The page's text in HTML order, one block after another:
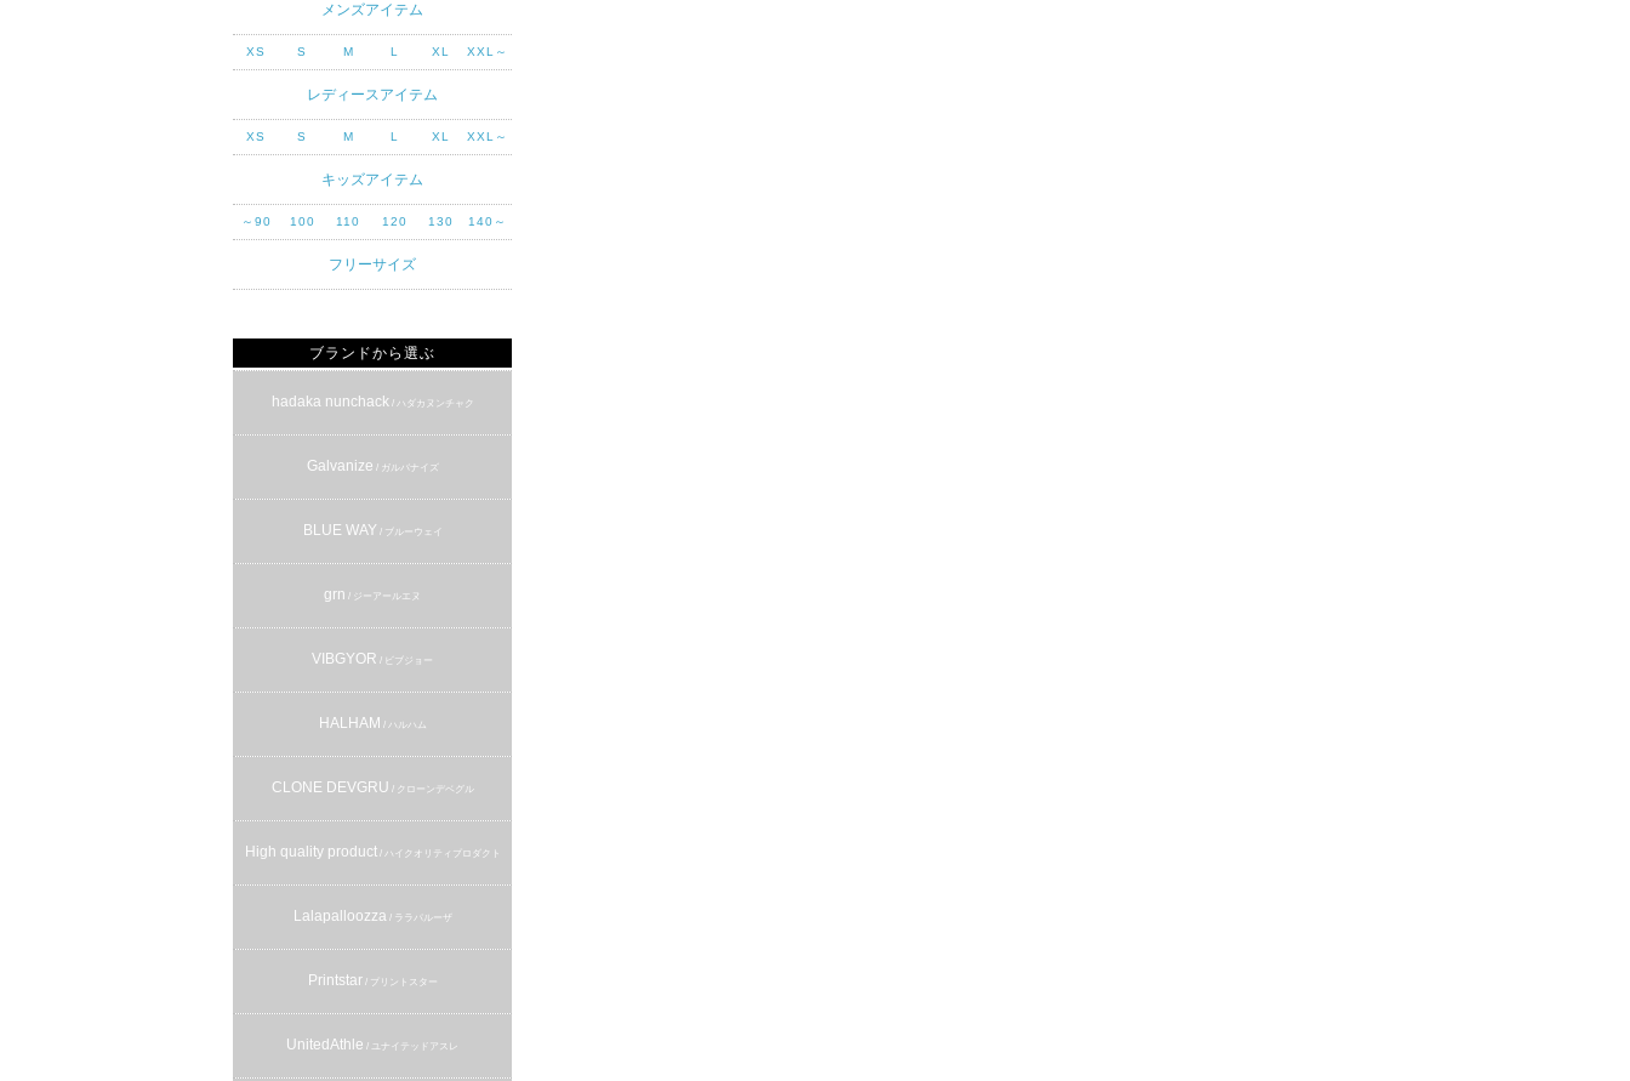
メンズアイテム
XS S M L XL XXL～
レディースアイテム
XS S M L XL XXL～
キッズアイテム
～90 100 110 120 130 140～
フリーサイズ
ブランドから選ぶ
hadaka nunchack/ ハダカヌンチャク
Galvanize / ガルバナイズ
BLUE WAY / ブルーウェイ
grn / ジーアールエヌ
VIBGYOR / ビブジョー
HALHAM / ハルハム
CLONE DEVGRU / クローンデベグル
High quality product/ ハイクオリティプロダクト
Lalapalloozza/ ララパルーザ
Printstar / プリントスター
UnitedAthle / ユナイテッドアスレ